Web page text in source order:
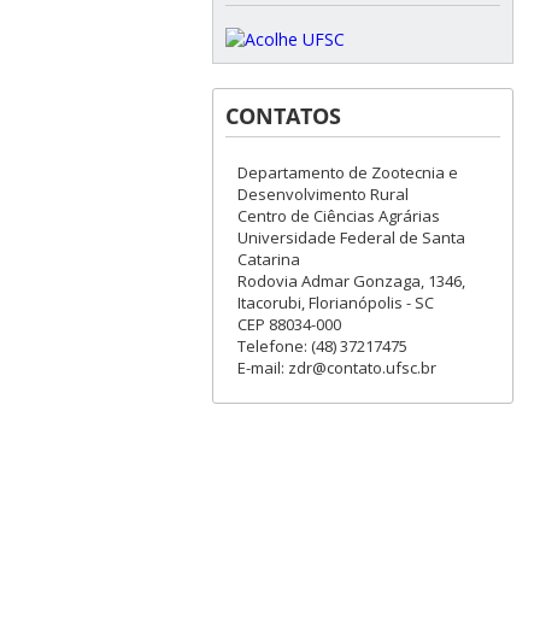
CONTATOS
Departamento de Zootecnia e
Desenvolvimento Rural
Centro de Ciências Agrárias
Universidade Federal de Santa
Catarina
Rodovia Admar Gonzaga, 1346,
Itacorubi, Florianópolis - SC
CEP 88034-000
Telefone: (48) 37217475
E-mail: zdr@contato.ufsc.br